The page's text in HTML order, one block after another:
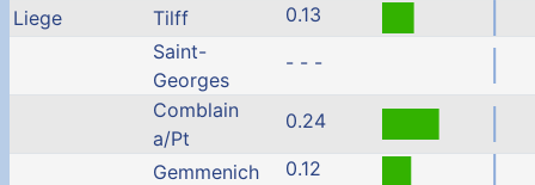
Liege
Tilff
0.13
Saint-
Georges
- - -
Comblain
a/Pt
0.24
Gemmenich
0.12